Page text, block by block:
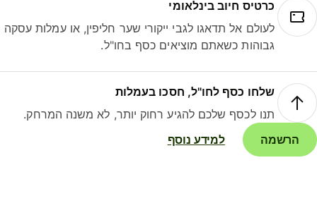
כרטיס חיוב בינלאומי
לעולם אל תדאגו לגבי ייקורי שער חליפין, או עמלות עסקה
גבוהות כשאתם מוציאים כסף בחו"ל.
שלחו כסף לחו"ל, חסכו בעמלות
תנו לכסף שלכם להגיע רחוק יותר, לא משנה המרחק.
הרשמה
למידע נוסף